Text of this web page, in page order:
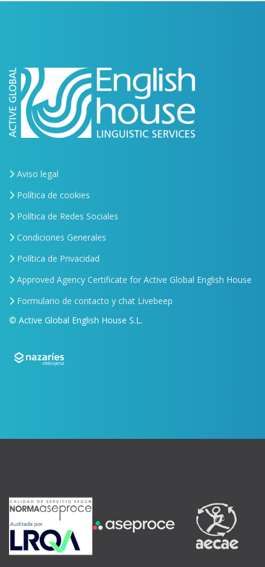
Aviso legal
Política de cookies
Política de Redes Sociales
Condiciones Generales
Política de Privacidad
Approved Agency Certificate for Active Global English House
Formulario de contacto y chat Livebeep
© Active Global English House S.L.